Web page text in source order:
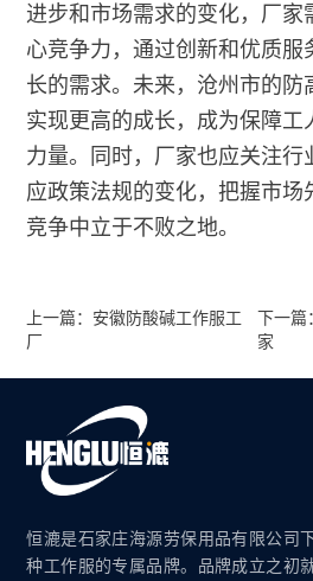
进步和市场需求的变化，厂家
心竞争力，通过创新和优质服
长的需求。未来，沧州市的防
实现更高的成长，成为保障工
力量。同时，厂家也应关注行
应政策法规的变化，把握市场
竞争中立于不败之地。
上一篇：安徽防酸碱工作服工
厂
下一篇
家
恒漉是石家庄海源劳保用品有限公司
种工作服的专属品牌。品牌成立之初